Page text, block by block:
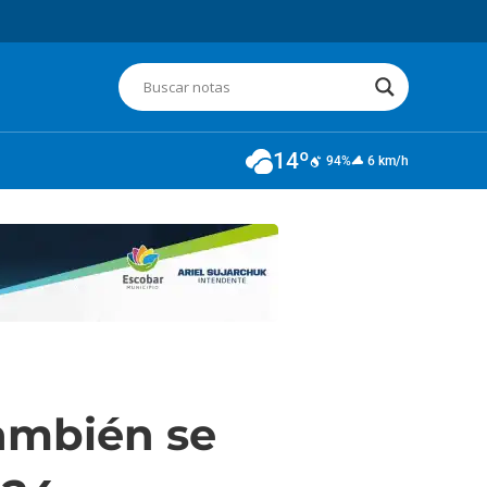
14º 94% 6 km/h
se